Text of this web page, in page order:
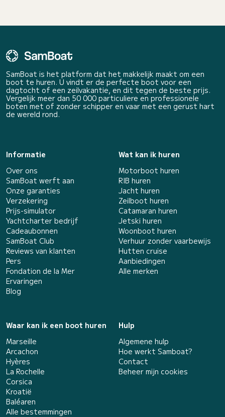
SamBoat is het platform dat het makkelijk maakt om een
boot te huren. U vindt er de perfecte boot voor een
dagtocht of een zeilvakantie, en dit tegen de beste prijs.
Vergelijk meer dan 50 000 particuliere en professionele
boten met of zonder schipper en vaar met een gerust hart
de wereld rond.
Informatie
Over ons
SamBoat werft aan
Onze garanties
Verzekering
Prijs-simulator
Yachtcharter bedrijf
Cadeaubonnen
SamBoat Club
Reviews van klanten
Pers
Fondation de la Mer
Ervaringen
Blog
Wat kan ik huren
Motorboot huren
RIB huren
Jacht huren
Zeilboot huren
Catamaran huren
Jetski huren
Woonboot huren
Verhuur zonder vaarbewijs
Hutten cruise
Aanbiedingen
Alle merken
Waar kan ik een boot huren
Marseille
Arcachon
Hyères
La Rochelle
Corsica
Kroatië
Baléaren
Alle bestemmingen
Hulp
Algemene hulp
Hoe werkt Samboat?
Contact
Beheer mijn cookies